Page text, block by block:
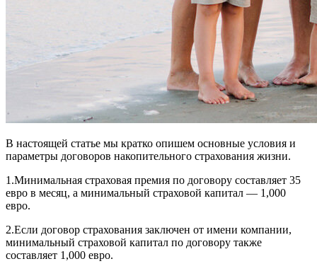
В настоящей статье мы кратко опишем основные условия и
параметры договоров накопительного страхования жизни.
1.Минимальная страховая премия по договору составляет 35
евро в месяц, а минимальный страховой капитал — 1,000
евро.
2.Если договор страхования заключен от имени компании,
минимальный страховой капитал по договору также
составляет 1,000 евро.